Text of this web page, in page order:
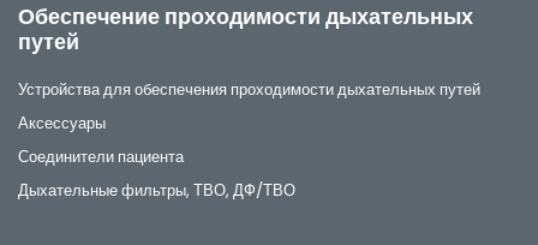
Обеспечение проходимости дыхательных
путей
Устройства для обеспечения проходимости дыхательных путей
Аксессуары
Соединители пациента
Дыхательные фильтры, ТВО, ДФ/ТВО